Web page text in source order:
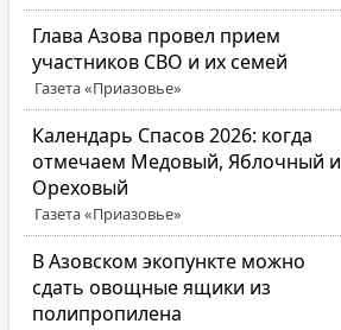
Глава Азова провел прием
участников СВО и их семей
Газета «Приазовье»
Календарь Спасов 2026: когда
отмечаем Медовый, Яблочный и
Ореховый
Газета «Приазовье»
В Азовском экопункте можно
сдать овощные ящики из
полипропилена